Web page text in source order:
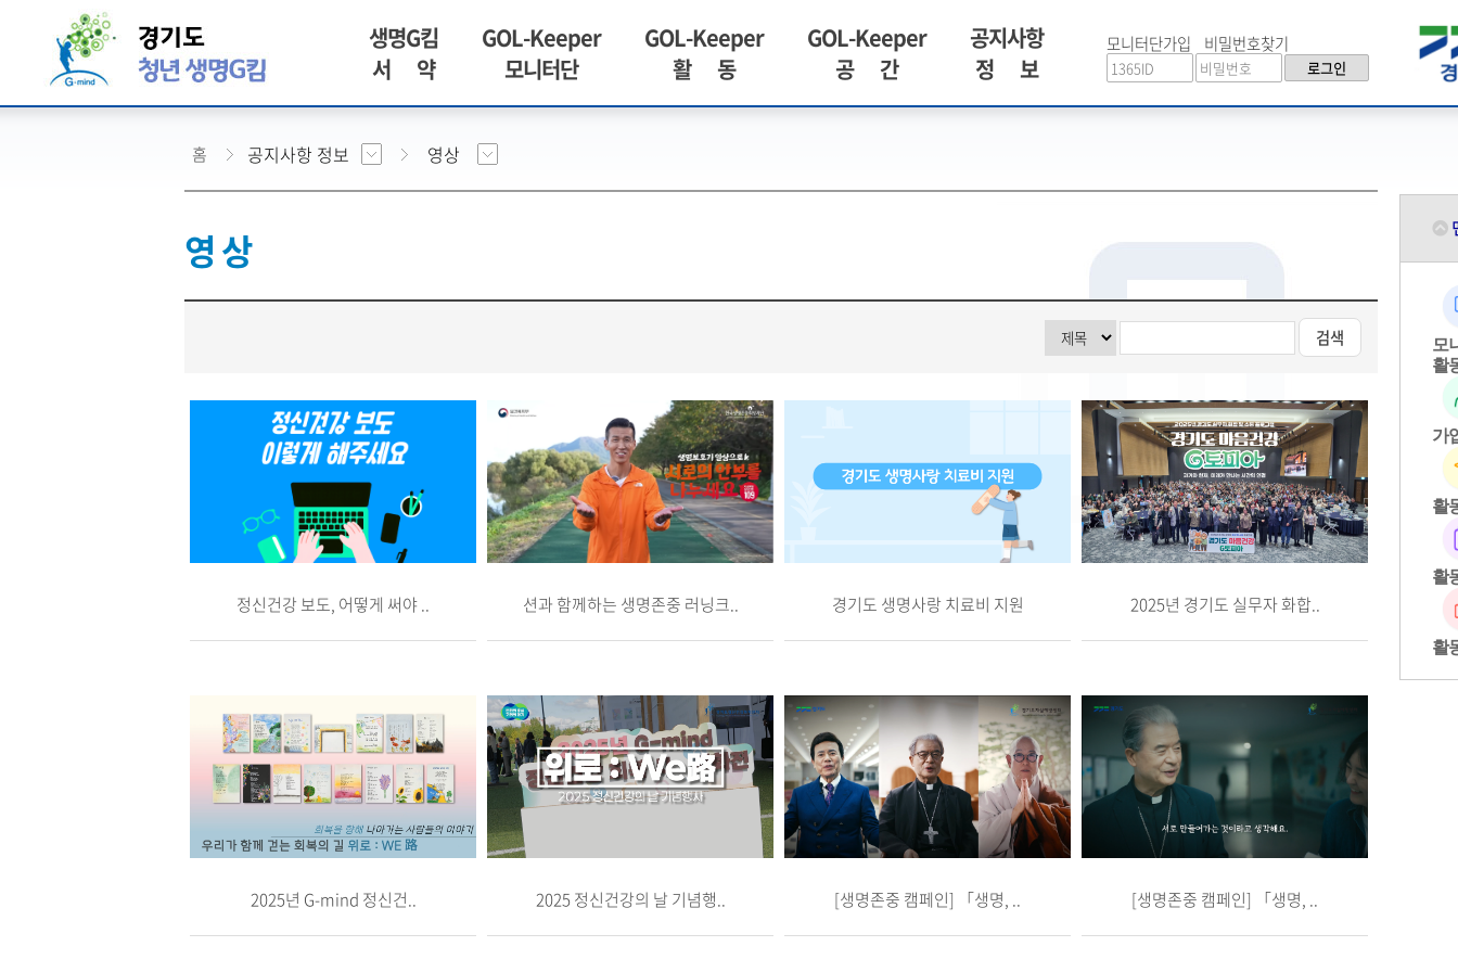
생명G킴
서 약
GOL-Keeper
모니터단
GOL-Keeper
활 동
GOL-Keeper
공 간
공지사항
정 보
모니터단가입 비밀번호찾기
로그인
모
활
가
활
활
활
홈 공지사항 정보 영상
영 상
검색
정신건강 보도, 어떻게 써야 .. 션과 함께하는 생명존중 러닝크.. 경기도 생명사랑 치료비 지원 2025년 경기도 실무자 화합..
2025년 G-mind 정신건.. 2025 정신건강의 날 기념행.. [생명존중 캠페인] 「생명, .. [생명존중 캠페인] 「생명, ..